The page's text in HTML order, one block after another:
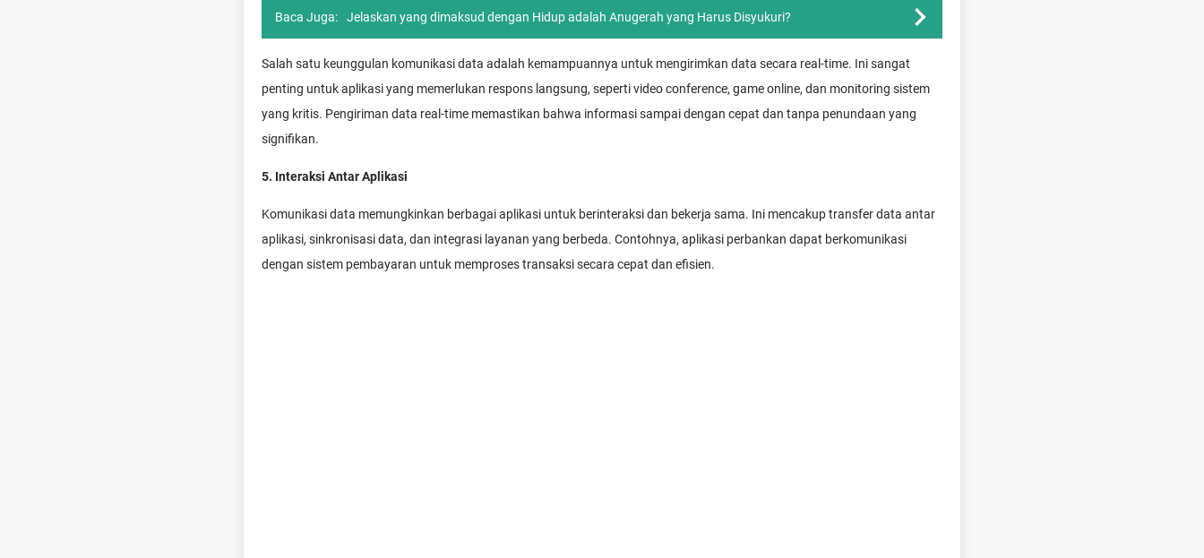
Baca Juga: Jelaskan yang dimaksud dengan Hidup adalah Anugerah yang Harus Disyukuri?
Salah satu keunggulan komunikasi data adalah kemampuannya untuk mengirimkan data secara real-time. Ini sangat
penting untuk aplikasi yang memerlukan respons langsung, seperti video conference, game online, dan monitoring sistem
yang kritis. Pengiriman data real-time memastikan bahwa informasi sampai dengan cepat dan tanpa penundaan yang
signifikan.
5. Interaksi Antar Aplikasi
Komunikasi data memungkinkan berbagai aplikasi untuk berinteraksi dan bekerja sama. Ini mencakup transfer data antar
aplikasi, sinkronisasi data, dan integrasi layanan yang berbeda. Contohnya, aplikasi perbankan dapat berkomunikasi
dengan sistem pembayaran untuk memproses transaksi secara cepat dan efisien.